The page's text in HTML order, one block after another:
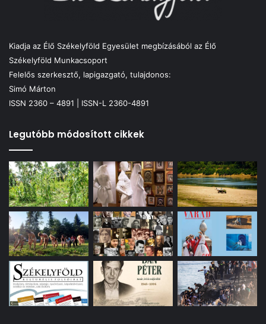
Kiadja az Élő Székelyföld Egyesület megbízásából az Élő
Székelyföld Munkacsoport
Felelős szerkesztő, lapigazgató, tulajdonos:
Simó Márton
ISSN 2360 – 4891 | ISSN-L 2360-4891
Legutóbb módosított cikkek